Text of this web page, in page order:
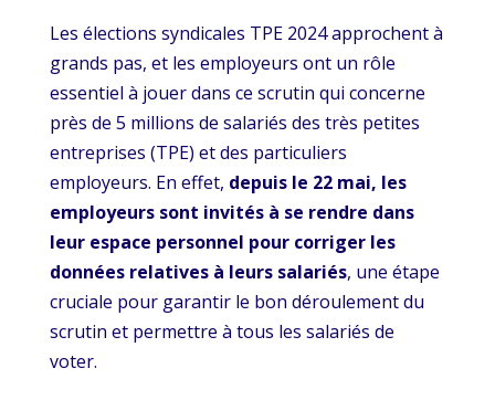
Les élections syndicales TPE 2024 approchent à
grands pas, et les employeurs ont un rôle
essentiel à jouer dans ce scrutin qui concerne
près de 5 millions de salariés des très petites
entreprises (TPE) et des particuliers
employeurs. En effet, depuis le 22 mai, les
employeurs sont invités à se rendre dans
leur espace personnel pour corriger les
données relatives à leurs salariés, une étape
cruciale pour garantir le bon déroulement du
scrutin et permettre à tous les salariés de
voter.